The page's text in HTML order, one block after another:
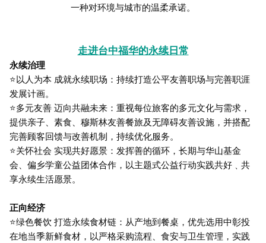
一种对环境与城市的温柔承诺。
走进台中福华的永续日常
永续治理
⭐以人为本 成就永续职场：持续打造公平友善职场与完善职涯
发展计画。
⭐多元友善 迈向共融未来：重视每位旅客的多元文化与需求，
提供亲子、素食、穆斯林友善餐旅及无障碍友善设施，并搭配
完善顾客回馈与改善机制，持续优化服务。
⭐关怀社会 实现共好愿景：发挥善的循环，长期与华山基金
会、偏乡学童公益团体合作，以主题式公益行动实践共好﹑共
享永续生活愿景。
正向经济
⭐绿色餐饮 打造永续食材链：从产地到餐桌，优先选用中彰投
在地当季新鲜食材，以严格采购流程、食安与卫生管理，实践